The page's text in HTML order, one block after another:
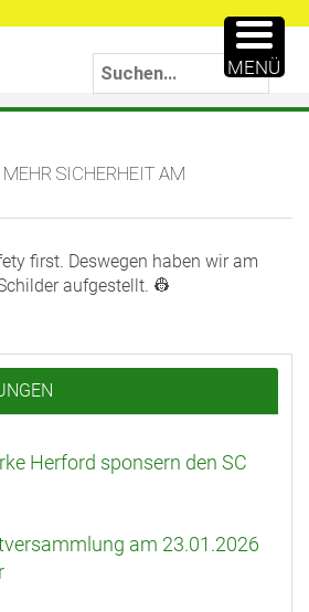
SICHERHEIT AM
first. Deswegen haben wir am
aufgestellt. 👷
Herford sponsern den SC
am 23.01.2026
MENÜ